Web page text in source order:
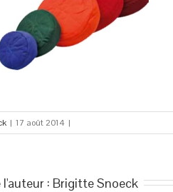
| 17 août 2014 |
: Brigitte Snoeck